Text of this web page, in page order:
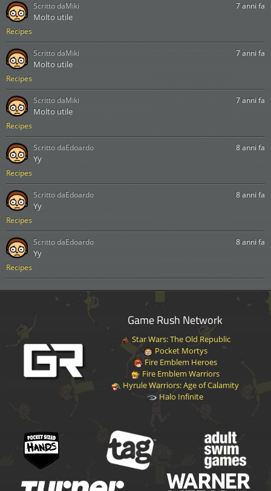
Recipes
7 anni fa
Molto utile
Scritto daMiki
Recipes
7 anni fa
Molto utile
Scritto daMiki
Recipes
7 anni fa
Molto utile
Scritto daMiki
Recipes
8 anni fa
Yy
Scritto daEdoardo
Recipes
8 anni fa
Yy
Scritto daEdoardo
Recipes
8 anni fa
Yy
Scritto daEdoardo
Game Rush Network
Star Wars: The Old Republic
Pocket Mortys
Fire Emblem Heroes
Fire Emblem Warriors
Hyrule Warriors: Age of Calamity
Halo Infinite